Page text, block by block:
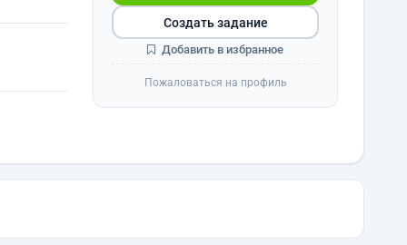
Создать задание
Добавить в избранное
Пожаловаться на профиль